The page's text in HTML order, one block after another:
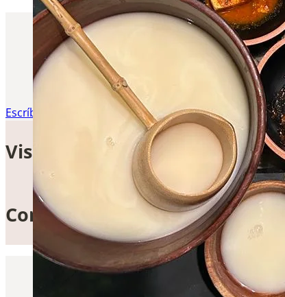
Si tiene curiosidad
Cada
Póngase en contacto
Escríbenos
Visítenos
Dirección
Calle de Guixers, 10
07001 Palma de Mallorca
Islas Baleares / España
Contáctanos
Correo electrónico
office@bibap-